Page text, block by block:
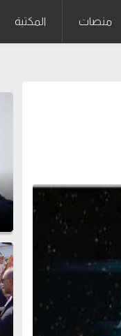
منصات المكتبة